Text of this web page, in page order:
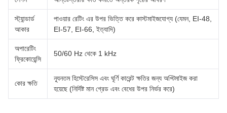
স্ট্যান্ডার্ড
আকার
পাওয়ার রেটিং এর উপর ভিত্তি করে কাস্টমাইজযোগ্য (যেমন, EI-48,
EI-57, EI-66, ইত্যাদি)
অপারেটিং
ফ্রিকোয়েন্সি
50/60 Hz থেকে 1 kHz
কোর ক্ষতি
ন্যূনতম হিস্টেরেসিস এবং ঘূর্ণি কারেন্ট ক্ষতির জন্য অপ্টিমাইজ করা
হয়েছে (নির্দিষ্ট মান গ্রেড এবং বেধের উপর নির্ভর করে)